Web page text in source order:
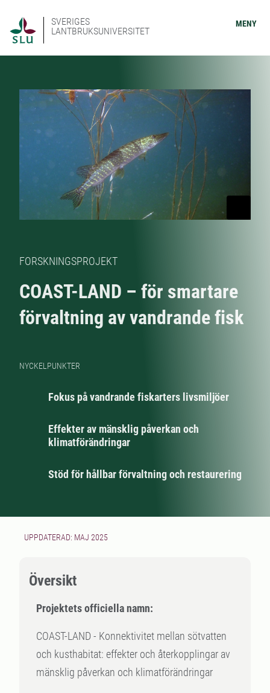
SVERIGES
LANTBRUKSUNIVERSITET
MENY
FORSKNINGSPROJEKT
COAST-LAND – för smartare
förvaltning av vandrande fisk
NYCKELPUNKTER
Fokus på vandrande fiskarters livsmiljöer
Effekter av mänsklig påverkan och
klimatförändringar
Stöd för hållbar förvaltning och restaurering
UPPDATERAD: MAJ 2025
Översikt
Projektets officiella namn:
COAST-LAND - Konnektivitet mellan sötvatten
och kusthabitat: effekter och återkopplingar av
mänsklig påverkan och klimatförändringar